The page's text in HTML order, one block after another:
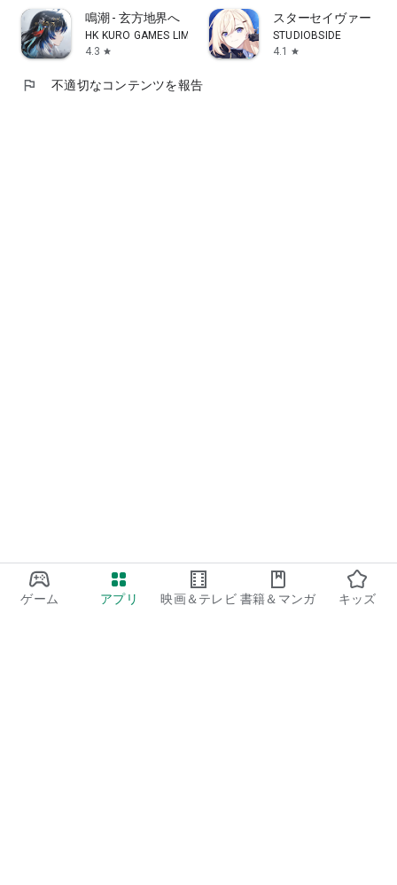
ゲーム アプリ 映画＆テレビ 書籍＆マンガ キッズ
鳴潮 - 玄方地界へ
HK KURO GAMES LIMITED
4.3 star
スターセイヴァー
STUDIOBSIDE
4.1
star
flag 不適切なコンテンツを報告